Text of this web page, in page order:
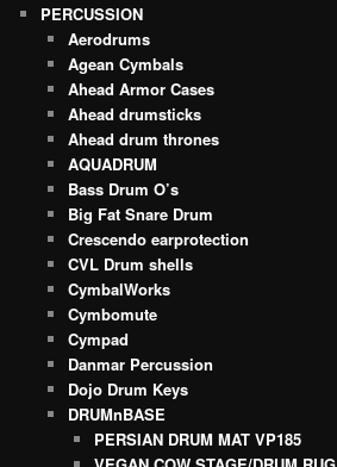
PERCUSSION
Aerodrums
Agean Cymbals
Ahead Armor Cases
Ahead drumsticks
Ahead drum thrones
AQUADRUM
Bass Drum O’s
Big Fat Snare Drum
Crescendo earprotection
CVL Drum shells
CymbalWorks
Cymbomute
Cympad
Danmar Percussion
Dojo Drum Keys
DRUMnBASE
PERSIAN DRUM MAT VP185